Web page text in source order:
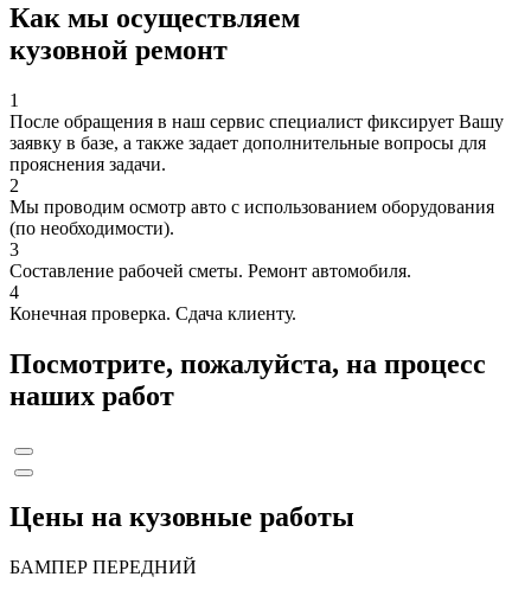
Как мы осуществляем
кузовной ремонт
1
После обращения в наш сервис специалист фиксирует Вашу
заявку в базе, а также задает дополнительные вопросы для
прояснения задачи.
2
Мы проводим осмотр авто с использованием оборудования
(по необходимости).
3
Составление рабочей сметы. Ремонт автомобиля.
4
Конечная проверка. Сдача клиенту.
Посмотрите, пожалуйста, на процесс
наших работ
Цены на кузовные работы
БАМПЕР ПЕРЕДНИЙ